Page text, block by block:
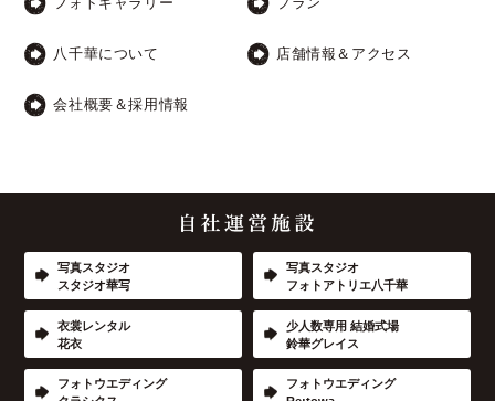
八千華について 店舗情報＆アクセス
会社概要＆採用情報
写真スタジオ
スタジオ華写
写真スタジオ
フォトアトリエ八千華
衣裳レンタル
花衣
少人数専用 結婚式場
鈴華グレイス
フォトウエディング
フォトウエディング